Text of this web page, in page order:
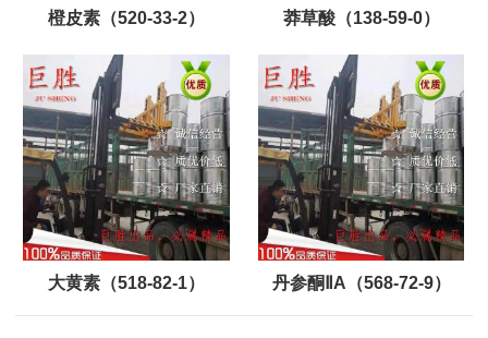
橙皮素（520-33-2） 莽草酸（138-59-0）
大黄素（518-82-1） 丹参酮ⅡA（568-72-9）